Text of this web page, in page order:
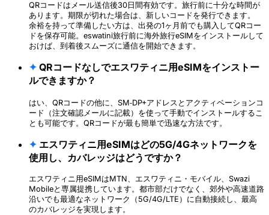
QRコードはメール送信後30日間有効です。旅行前に十分な時間が
あります。期限が切れた場合は、新しいコードを発行できます。
余裕を持って準備したい方は、出発の1ヶ月前でも購入してQRコー
ドを保存可能。eswatini旅行前に海外旅行eSIMをインストールして
おけば、到着後スムーズに通信を開始できます。
✦ QRコードなしでエスワティニ用eSIMをインストー
ルできますか？
はい、QRコードの他に、SM‑DP+アドレスとアクティベーションコ
ード（注文確認メールに記載）を使って手動でインストールするこ
とも可能です。QRコードが最も簡単で迅速な方法です。
✦ エスワティニ用eSIMはどの5G/4Gネットワークを
使用し、カバレッジはどうですか？
エスワティニ用eSIMはMTN、エスワティニ・モバイル、Swazi
Mobileと専属提携しています。都市部だけでなく、郊外や高速道路
沿いでも最適なネットワーク（5G/4G/LTE）に自動接続し、最高
のカバレッジを実現します。